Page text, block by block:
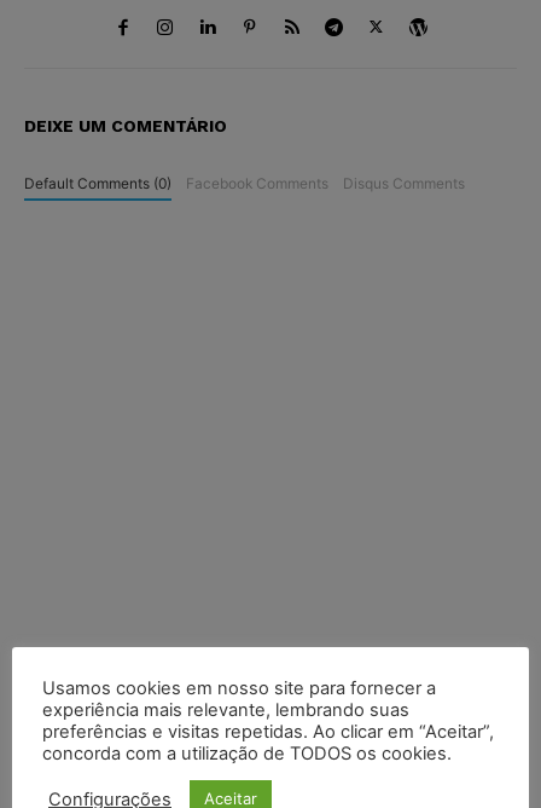
DEIXE UM COMENTÁRIO
Default Comments (0) Facebook Comments Disqus Comments
COMPARTILHE
Usamos cookies em nosso site para fornecer a
experiência mais relevante, lembrando suas
preferências e visitas repetidas. Ao clicar em “Aceitar”,
concorda com a utilização de TODOS os cookies.
Configurações Aceitar